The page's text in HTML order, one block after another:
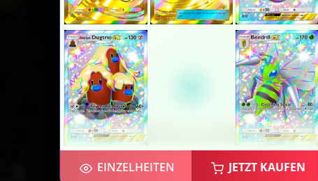
EINZELHEITEN JETZT KAUFEN